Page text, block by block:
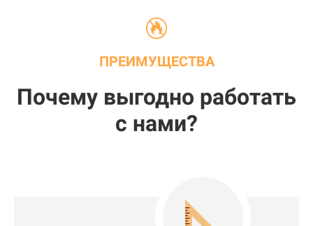
ПРЕИМУЩЕСТВА
Почему выгодно работать
с нами?